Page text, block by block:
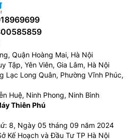
Quận Hoàng Mai, Hà Nội
Tập, Yên Viên, Gia Lâm, Hà Nội
Lạc Long Quân, Phường Vĩnh Phúc,
Huệ, Ninh Phong, Ninh Bình
Thiên Phú
8, Ngày 05 tháng 09 năm 2024
Kế Hoạch và Đầu Tư TP Hà Nội